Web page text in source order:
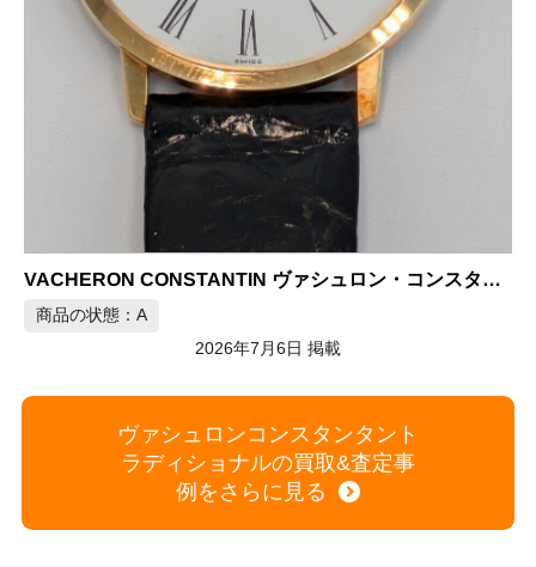
商品の状態：B
ヴァシュロンコンスタンタント
買取商品一覧